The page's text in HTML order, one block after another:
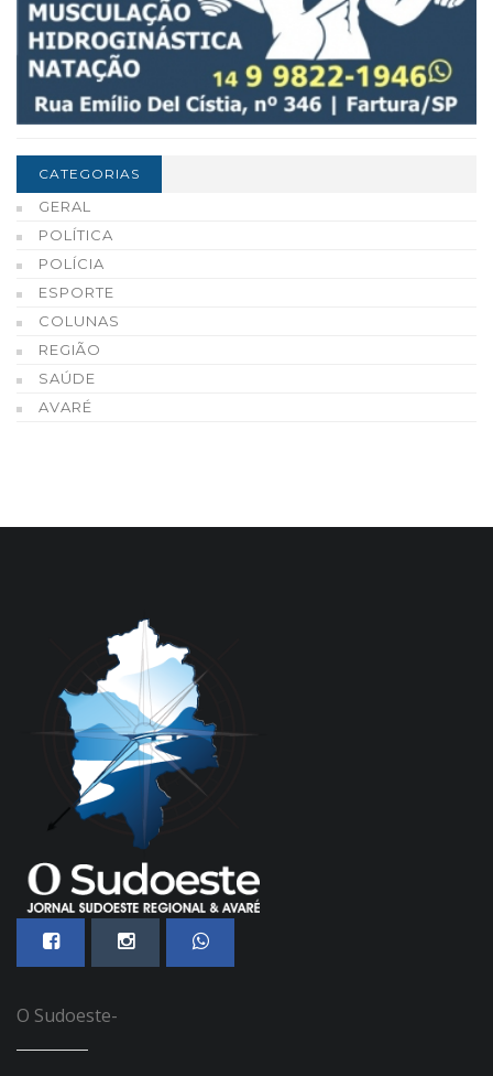
CATEGORIAS
GERAL
POLÍTICA
POLÍCIA
ESPORTE
COLUNAS
REGIÃO
SAÚDE
AVARÉ
O Sudoeste-